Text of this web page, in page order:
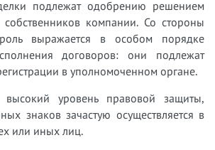
подлежат одобрению решением
компании. Со стороны
выражается в особом порядке
договоров: они подлежат
в уполномоченном органе.
уровень правовой защиты,
знаков зачастую осуществляется в
или иных лиц.